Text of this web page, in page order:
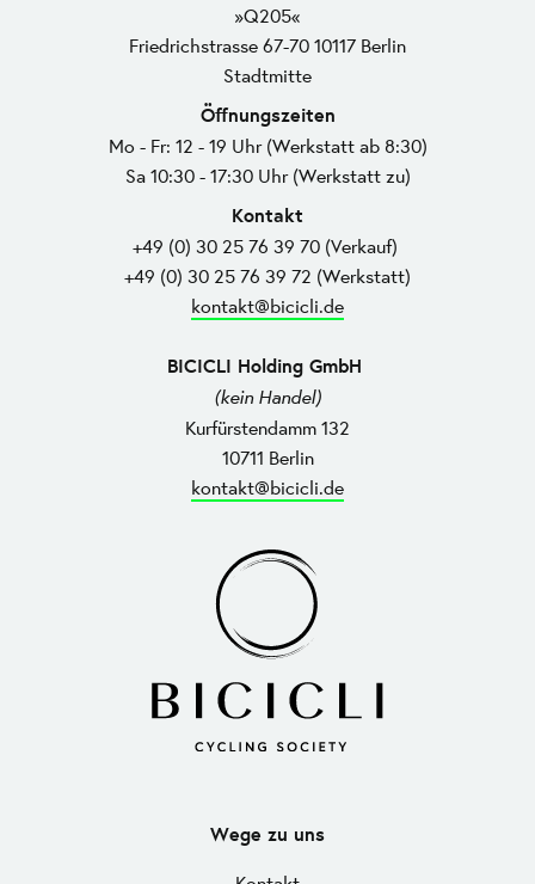
»Q205«
Friedrichstrasse 67-70 10117 Berlin
Stadtmitte
Öffnungszeiten
Mo - Fr: 12 - 19 Uhr (Werkstatt ab 8:30)
Sa 10:30 - 17:30 Uhr (Werkstatt zu)
Kontakt
+49 (0) 30 25 76 39 70 (Verkauf)
+49 (0) 30 25 76 39 72 (Werkstatt)
kontakt@bicicli.de
BICICLI Holding GmbH
(kein Handel)
Kurfürstendamm 132
10711 Berlin
kontakt@bicicli.de
Wege zu uns